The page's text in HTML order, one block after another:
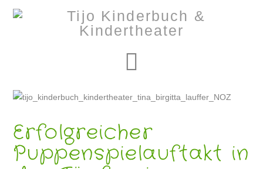
Erfolgreicher
Puppenspielauftakt in